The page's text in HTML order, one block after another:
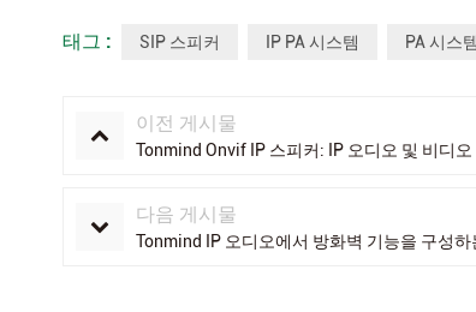
태그 : SIP 스피커 IP PA 시스템 PA 시스
이전 게시물
Tonmind Onvif IP 스피커: IP 오디오 및 비디오
다음 게시물
Tonmind IP 오디오에서 방화벽 기능을 구성하